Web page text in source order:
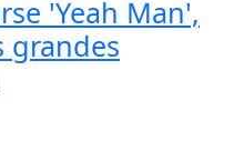
'Yeah Man',
grandes